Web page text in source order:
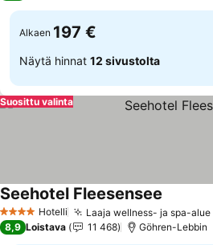
Alkaen 197 €
Näytä hinnat 12 sivustolta
Suosittu valinta
4 Tähtiluokitus
Hotelli Laaja wellness- ja spa-alue
Seehotel Fleesensee
8,9 Loistava 11 468 Göhren-Lebbin